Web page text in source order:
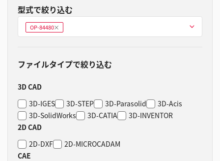
型式で絞り込む
型式を選ぶ
OP-84480削
除
ファイルタイプで絞り込む
3D CAD
3D-IGES
3D-STEP 3D-Parasolid
3D-Acis
3D-SolidWorks
3D-CATIA
3D-INVENTOR
2D CAD
2D-DXF
2D-MICROCADAM
CAE